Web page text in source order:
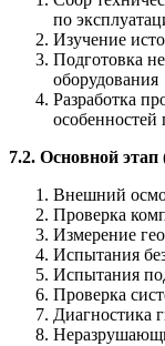
по
Изучение
Подготовка
оборудования
Разработка
7.2. Основной этап
Внешний
Проверка
Измерение
Испытания
Испытания
Проверка
Диагностика